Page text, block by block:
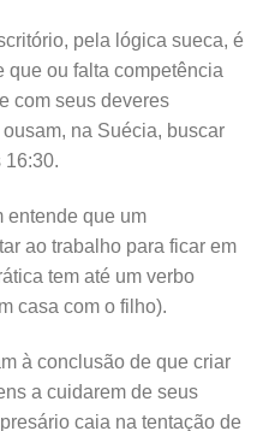
pela lógica sueca, é
que ou falta competência
com seus deveres
na Suécia, buscar
16:30.
entende que um
ao trabalho para ficar em
tem até um verbo
casa com o filho).
à conclusão de que criar
a cuidarem de seus
caia na tentação de